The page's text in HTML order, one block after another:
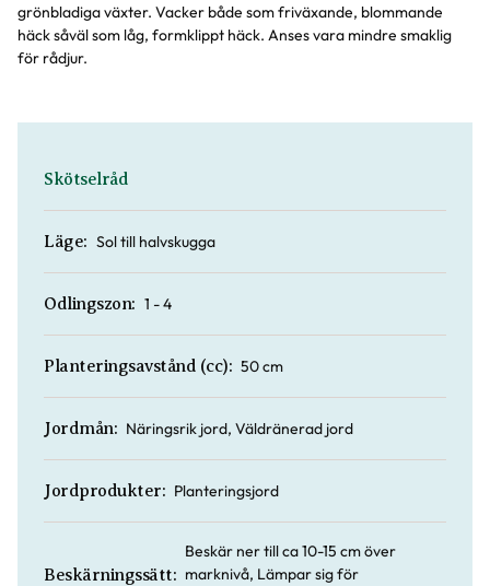
grönbladiga växter. Vacker både som friväxande, blommande
häck såväl som låg, formklippt häck. Anses vara mindre smaklig
för rådjur.
Skötselråd
Läge: Sol till halvskugga
Odlingszon: 1 - 4
Planteringsavstånd (cc): 50 cm
Jordmån: Näringsrik jord, Väldränerad jord
Jordprodukter: Planteringsjord
Beskärningssätt:
Beskär ner till ca 10-15 cm över
marknivå, Lämpar sig för